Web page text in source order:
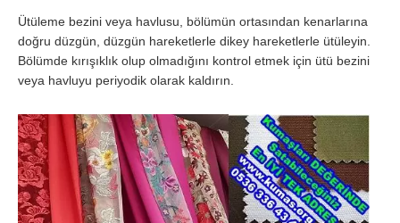
Ütüleme bezini veya havlusu, bölümün ortasından kenarlarına
doğru düzgün, düzgün hareketlerle dikey hareketlerle ütüleyin.
Bölümde kırışıklık olup olmadığını kontrol etmek için ütü bezini
veya havluyu periyodik olarak kaldırın.